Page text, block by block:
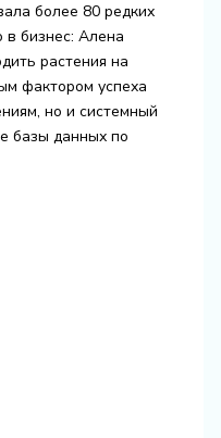
более 80 редких
в бизнес: Алена
растения на
фактором успеха
но и системный
базы данных по